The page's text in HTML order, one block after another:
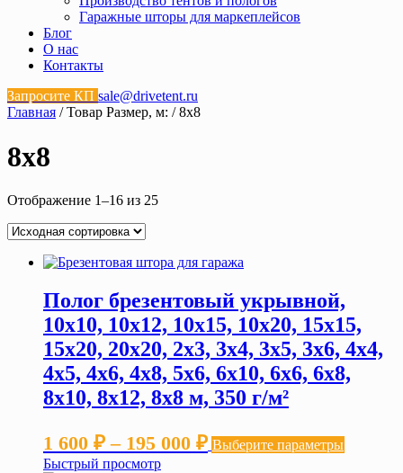
Гаражные шторы для маркеплейсов
Блог
О нас
Контакты
Запросите КП sale@drivetent.ru
Главная / Товар Размер, м: / 8х8
8х8
Отображение 1–16 из 25
Полог брезентовый укрывной,
10х10, 10х12, 10х15, 10х20, 15х15,
15х20, 20х20, 2х3, 3х4, 3х5, 3х6, 4х4,
4х5, 4х6, 4х8, 5х6, 6х10, 6х6, 6х8,
8х10, 8х12, 8х8 м, 350 г/м²
1 600 ₽ – 195 000 ₽Диапазон
Выберите параметры
Этот
товар
Быстрый просмотр